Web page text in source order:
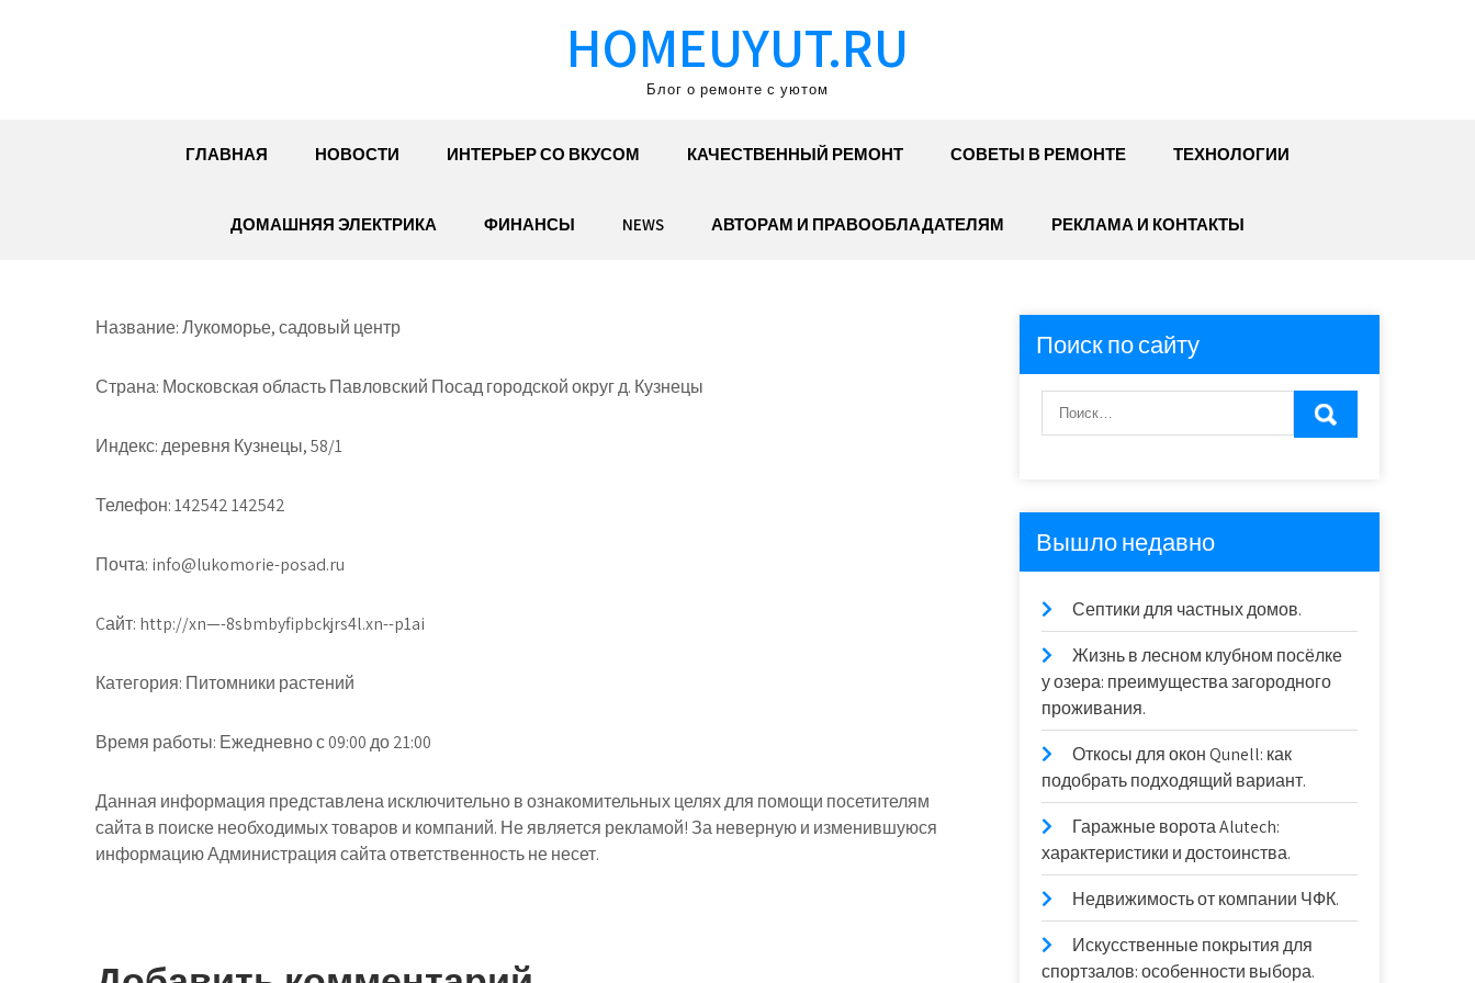
HOMEUYUT.RU
Блог о ремонте с уютом
ГЛАВНАЯ НОВОСТИ ИНТЕРЬЕР СО ВКУСОМ КАЧЕСТВЕННЫЙ РЕМОНТ СОВЕТЫ В РЕМОНТЕ ТЕХНОЛОГИИ
ДОМАШНЯЯ ЭЛЕКТРИКА ФИНАНСЫ NEWS АВТОРАМ И ПРАВООБЛАДАТЕЛЯМ РЕКЛАМА И КОНТАКТЫ
Название: Лукоморье, садовый центр
Страна: Московская область Павловский Посад городской округ д. Кузнецы
Индекс: деревня Кузнецы, 58/1
Телефон: 142542 142542
Почта: info@lukomorie-posad.ru
Cайт: http://xn—-8sbmbyfipbckjrs4l.xn--p1ai
Категория: Питомники растений
Время работы: Ежедневно с 09:00 до 21:00
Данная информация представлена исключительно в ознакомительных целях для помощи посетителям
сайта в поиске необходимых товаров и компаний. Не является рекламой! За неверную и изменившуюся
информацию Администрация сайта ответственность не несет.
Поиск по сайту
Вышло недавно
Септики для частных домов.
Жизнь в лесном клубном посёлке
у озера: преимущества загородного
проживания.
Откосы для окон Qunell: как
подобрать подходящий вариант.
Гаражные ворота Alutech:
характеристики и достоинства.
Недвижимость от компании ЧФК.
Искусственные покрытия для
спортзалов: особенности выбора.